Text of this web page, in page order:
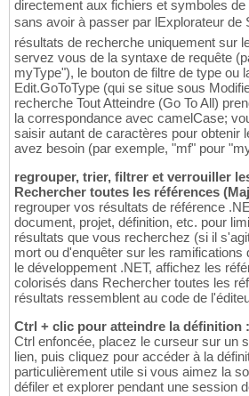
directement aux fichiers et symboles
sans avoir à passer par lExplorateur de
résultats de recherche uniquement sur
servez vous de la syntaxe de requête
myType"), le bouton de filtre de type ou
Edit.GoToType (qui se situe sous
recherche Tout Atteindre (Go To All)
la correspondance avec camelCase;
saisir autant de caractères pour obtenir
avez besoin (par exemple, "mf" pour
regrouper, trier, filtrer et verrouiller
Rechercher toutes les références
regrouper vos résultats de référence
document, projet, définition, etc. pour
résultats que vous recherchez (si il
mort ou d'enquêter sur les ramifications
le développement .NET, affichez les
colorisés dans Rechercher toutes les
résultats ressemblent au code de
Ctrl + clic pour atteindre la définition :
Ctrl enfoncée, placez le curseur sur un
lien, puis cliquez pour accéder à la
particulièrement utile si vous aimez la
défiler et explorer pendant une session